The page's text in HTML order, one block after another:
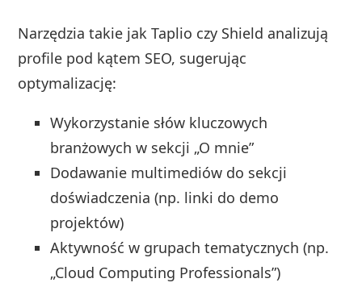
Narzędzia takie jak Taplio czy Shield analizują
profile pod kątem SEO, sugerując
optymalizację:
Wykorzystanie słów kluczowych
branżowych w sekcji „O mnie”
Dodawanie multimediów do sekcji
doświadczenia (np. linki do demo
projektów)
Aktywność w grupach tematycznych (np.
„Cloud Computing Professionals”)